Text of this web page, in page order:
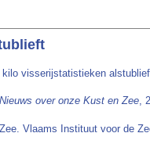
kilo visserijstatistieken
over onze Kust en Zee,
Vlaams Instituut voor de